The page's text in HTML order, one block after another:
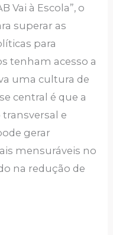
Vai à Escola”, o
superar as
para
tenham acesso a
uma cultura de
central é que a
e
gerar
mensuráveis no
na redução de